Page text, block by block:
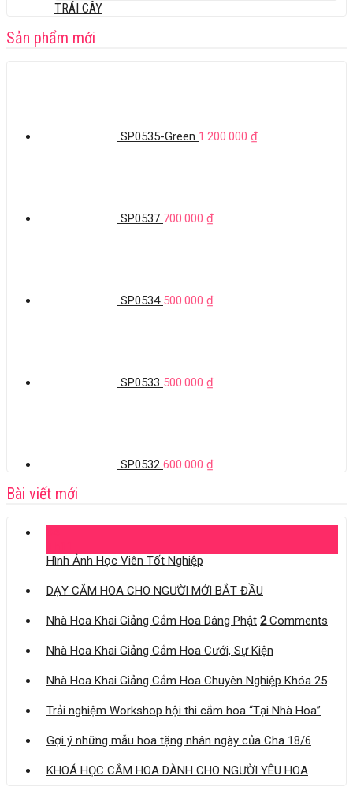
TRÁI CÂY
Sản phẩm mới
SP0535-Green 1.200.000 ₫
SP0537 700.000 ₫
SP0534 500.000 ₫
SP0533 500.000 ₫
SP0532 600.000 ₫
Bài viết mới
Hình Ảnh Học Viên Tốt Nghiệp
DẠY CẮM HOA CHO NGƯỜI MỚI BẮT ĐẦU
Nhà Hoa Khai Giảng Cắm Hoa Dâng Phật 2Comments
Nhà Hoa Khai Giảng Cắm Hoa Cưới, Sự Kiện
Nhà Hoa Khai Giảng Cắm Hoa Chuyên Nghiệp Khóa 25
Trải nghiệm Workshop hội thi cắm hoa “Tại Nhà Hoa”
Gợi ý những mẫu hoa tặng nhân ngày của Cha 18/6
KHOÁ HỌC CẮM HOA DÀNH CHO NGƯỜI YÊU HOA